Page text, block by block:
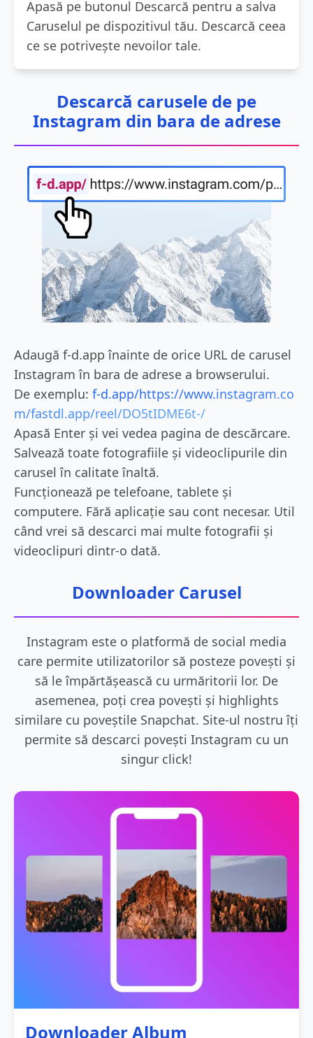
Apasă pe butonul Descarcă pentru a salva
Caruselul pe dispozitivul tău. Descarcă ceea
ce se potrivește nevoilor tale.
Descarcă carusele de pe
Instagram din bara de adrese
Adaugă f-d.app înainte de orice URL de carusel
Instagram în bara de adrese a browserului.
De exemplu: f-d.app/https://www.instagram.co
m/fastdl.app/reel/DO5tIDME6t-/
Apasă Enter și vei vedea pagina de descărcare.
Salvează toate fotografiile și videoclipurile din
carusel în calitate înaltă.
Funcționează pe telefoane, tablete și
computere. Fără aplicație sau cont necesar. Util
când vrei să descarci mai multe fotografii și
videoclipuri dintr-o dată.
Downloader Carusel
Instagram este o platformă de social media
care permite utilizatorilor să posteze povești și
să le împărtășească cu urmăritorii lor. De
asemenea, poți crea povești și highlights
similare cu poveștile Snapchat. Site-ul nostru îți
permite să descarci povești Instagram cu un
singur click!
Downloader Album